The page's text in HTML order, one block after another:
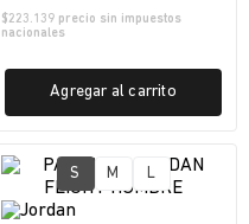
$223.139 precio sin impuestos
nacionales
Agregar al carrito
S M L